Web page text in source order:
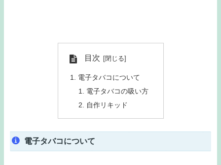
目次
電子タバコについて
電子タバコの吸い方
自作リキッド
電子タバコについて